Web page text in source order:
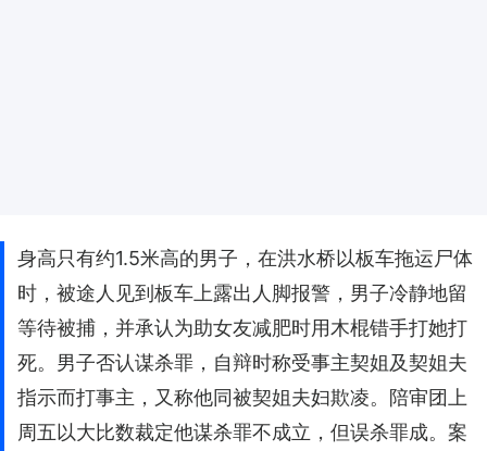
身高只有约1.5米高的男子，在洪水桥以板车拖运尸体
时，被途人见到板车上露出人脚报警，男子冷静地留
等待被捕，并承认为助女友减肥时用木棍错手打她打
死。男子否认谋杀罪，自辩时称受事主契姐及契姐夫
指示而打事主，又称他同被契姐夫妇欺凌。陪审团上
周五以大比数裁定他谋杀罪不成立，但误杀罪成。案